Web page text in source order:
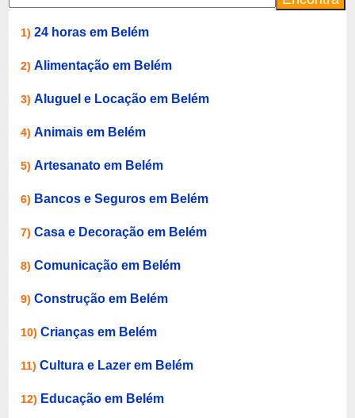
1)24 horas em Belém
2)Alimentação em Belém
3)Aluguel e Locação em Belém
4)Animais em Belém
5)Artesanato em Belém
6) Bancos e Seguros em Belém
7)Casa e Decoração em Belém
8)Comunicação em Belém
9)Construção em Belém
10)Crianças em Belém
11)Cultura e Lazer em Belém
12) Educação em Belém